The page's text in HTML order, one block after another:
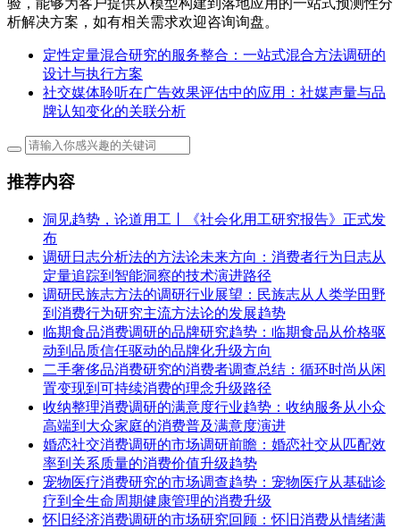
析解决方案，如有相关需求欢迎咨询询盘。
定性定量混合研究的服务整合：一站式混合方法调研的
设计与执行方案
社交媒体聆听在广告效果评估中的应用：社媒声量与品
牌认知变化的关联分析
推荐内容
洞见趋势，论道用工丨《社会化用工研究报告》正式发
布
调研日志分析法的方法论未来方向：消费者行为日志从
定量追踪到智能洞察的技术演进路径
调研民族志方法的调研行业展望：民族志从人类学田野
到消费行为研究主流方法论的发展趋势
临期食品消费调研的品牌研究趋势：临期食品从价格驱
动到品质信任驱动的品牌化升级方向
二手奢侈品消费研究的消费者调查总结：循环时尚从闲
置变现到可持续消费的理念升级路径
收纳整理消费调研的满意度行业趋势：收纳服务从小众
高端到大众家庭的消费普及满意度演进
婚恋社交消费调研的市场调研前瞻：婚恋社交从匹配效
率到关系质量的消费价值升级趋势
宠物医疗消费研究的市场调查趋势：宠物医疗从基础诊
疗到全生命周期健康管理的消费升级
怀旧经济消费调研的市场研究回顾：怀旧消费从情绪满